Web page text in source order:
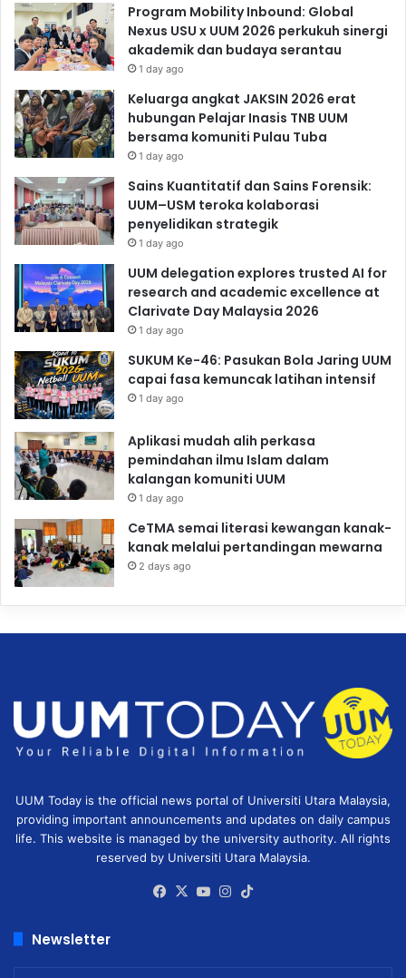
Program Mobility Inbound: Global
Nexus USU x UUM 2026 perkukuh sinergi
akademik dan budaya serantau
1 day ago
Keluarga angkat JAKSIN 2026 erat
hubungan Pelajar Inasis TNB UUM
bersama komuniti Pulau Tuba
1 day ago
Sains Kuantitatif dan Sains Forensik:
UUM–USM teroka kolaborasi
penyelidikan strategik
1 day ago
UUM delegation explores trusted AI for
research and academic excellence at
Clarivate Day Malaysia 2026
1 day ago
SUKUM Ke-46: Pasukan Bola Jaring UUM
capai fasa kemuncak latihan intensif
1 day ago
Aplikasi mudah alih perkasa
pemindahan ilmu Islam dalam
kalangan komuniti UUM
1 day ago
CeTMA semai literasi kewangan kanak-
kanak melalui pertandingan mewarna
2 days ago
UUM Today is the official news portal of Universiti Utara Malaysia,
providing important announcements and updates on daily campus
life. This website is managed by the university authority. All rights
reserved by Universiti Utara Malaysia.
Facebook
X YouTubeInstagram
Newsletter